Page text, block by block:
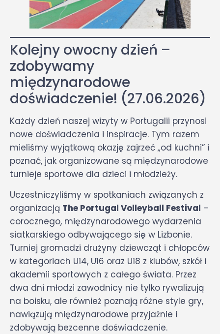
Kolejny owocny dzień –
zdobywamy
międzynarodowe
doświadczenie! (27.06.2026)
Każdy dzień naszej wizyty w Portugalii przynosi
nowe doświadczenia i inspiracje. Tym razem
mieliśmy wyjątkową okazję zajrzeć „od kuchni” i
poznać, jak organizowane są międzynarodowe
turnieje sportowe dla dzieci i młodzieży.
Uczestniczyliśmy w spotkaniach związanych z
organizacją The Portugal Volleyball Festival –
corocznego, międzynarodowego wydarzenia
siatkarskiego odbywającego się w Lizbonie.
Turniej gromadzi drużyny dziewcząt i chłopców
w kategoriach U14, U16 oraz U18 z klubów, szkół i
akademii sportowych z całego świata. Przez
dwa dni młodzi zawodnicy nie tylko rywalizują
na boisku, ale również poznają różne style gry,
nawiązują międzynarodowe przyjaźnie i
zdobywają bezcenne doświadczenie.